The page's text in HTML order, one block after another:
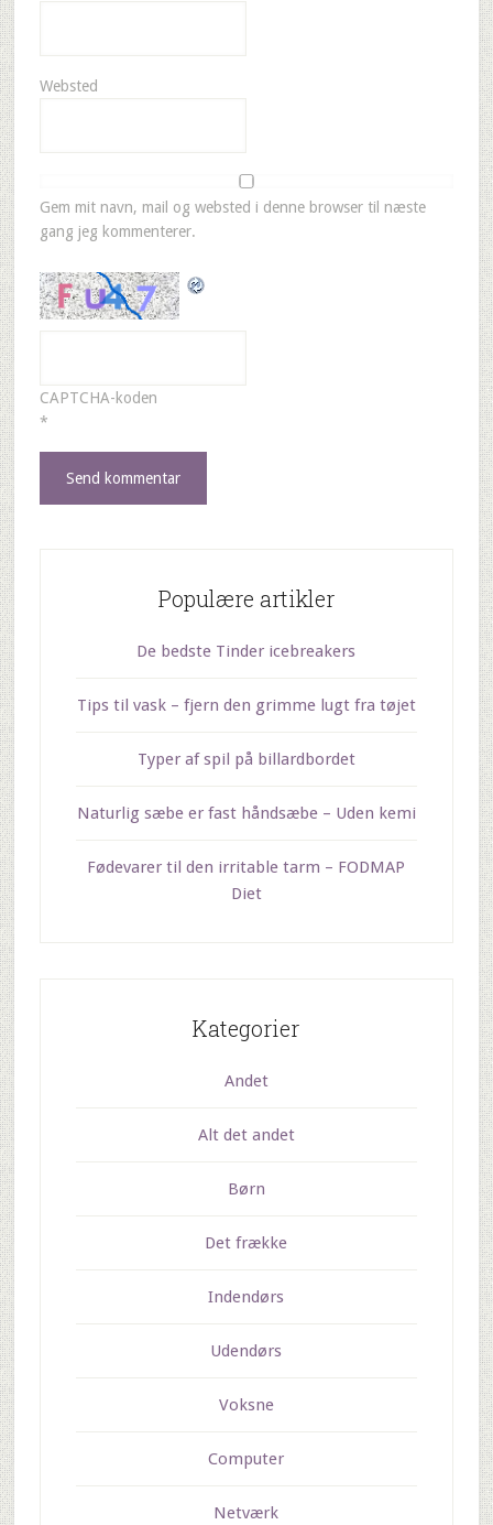
Websted
Gem mit navn, mail og websted i denne browser til næste
gang jeg kommenterer.
CAPTCHA-koden
*
Populære artikler
De bedste Tinder icebreakers
Tips til vask – fjern den grimme lugt fra tøjet
Typer af spil på billardbordet
Naturlig sæbe er fast håndsæbe – Uden kemi
Fødevarer til den irritable tarm – FODMAP
Diet
Kategorier
Andet
Alt det andet
Børn
Det frække
Indendørs
Udendørs
Voksne
Computer
Netværk